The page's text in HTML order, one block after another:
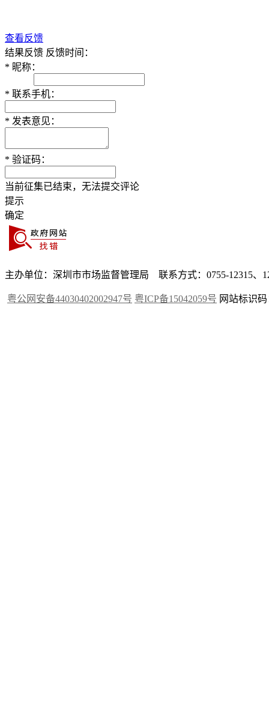
查看反馈
结果反馈 反馈时间：
* 昵称：
* 联系手机：
* 发表意见：
* 验证码：
当前征集已结束，无法提交评论
提示
确定
主办单位：深圳市市场监督管理局 联系方式：0755-12315、
粤公网安备44030402002947号 粤ICP备15042059号 网站标识码